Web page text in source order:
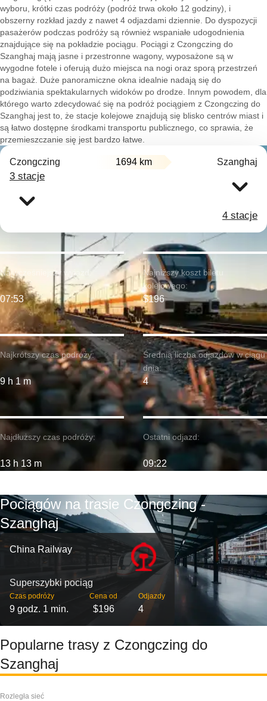
wyboru, krótki czas podróży (podróż trwa około 12 godziny), i
obszerny rozkład jazdy z nawet 4 odjazdami dziennie. Do dyspozycji
pasażerów podczas podróży są również wspaniałe udogodnienia
znajdujące się na pokładzie pociągu. Pociągi z Czongczing do
Szanghaj mają jasne i przestronne wagony, wyposażone są w
wygodne fotele i oferują dużo miejsca na nogi oraz sporą przestrzeń
na bagaż. Duże panoramiczne okna idealnie nadają się do
podziwiania spektakularnych widoków po drodze. Innym powodem, dla
którego warto zdecydować się na podróż pociągiem z Czongczing do
Szanghaj jest to, że stacje kolejowe znajdują się blisko centrów miast i
są łatwo dostępne środkami transportu publicznego, co sprawia, że
przemieszczanie się jest bardzo łatwe.
Czongczing 1694 km Szanghaj
3 stacje
4 stacje
Najkrótszy czas podróży:
9 h 1 m
Najwcześniejszy wyjazd:
07:53
Najdłuższy czas podróży:
13 h 13 m
Najniższy koszt biletu
kolejowego:
$196
Średnia liczba odjazdów w ciągu
dnia:
4
Ostatni odjazd:
09:22
Pociągów na trasie Czongczing -
Szanghaj
China Railway
Superszybki pociąg
Czas podróży
9 godz. 1 min.
Cena od
$196
Odjazdy
4
Popularne trasy z Czongczing do
Szanghaj
Rozległa sieć